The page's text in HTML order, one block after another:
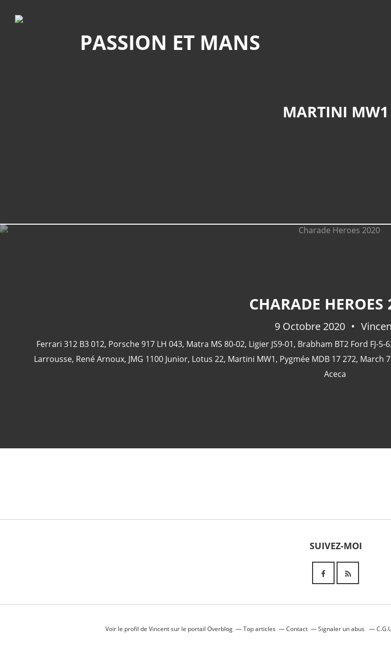
PASSION ET MANS
MARTINI MW1
CHARADE HEROES
9 Octobre 2020
Ferrari 312 B3 012, Porsche 917 LH 043, Matra MS 80-02, Ligier JS9-01, Brabham BT2 Ford FJ-5-
Larrousse, René Arnoux, JMG 1100 Junior, Lotus 22, Martini MW1, Pygmée MDB 17 272, March
Aceca
SUIVEZ-MOI
Voir le profil de Vincentsur le portail Overblog Top articles Contact Signaler un abus